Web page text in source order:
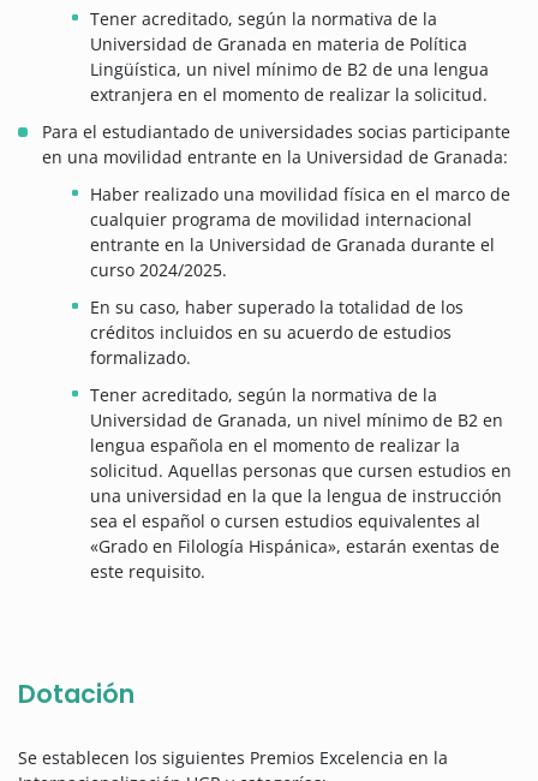
Tener acreditado, según la normativa de la
Universidad de Granada en materia de Política
Lingüística, un nivel mínimo de B2 de una lengua
extranjera en el momento de realizar la solicitud.
Para el estudiantado de universidades socias participante
en una movilidad entrante en la Universidad de Granada:
Haber realizado una movilidad física en el marco de
cualquier programa de movilidad internacional
entrante en la Universidad de Granada durante el
curso 2024/2025.
En su caso, haber superado la totalidad de los
créditos incluidos en su acuerdo de estudios
formalizado.
Tener acreditado, según la normativa de la
Universidad de Granada, un nivel mínimo de B2 en
lengua española en el momento de realizar la
solicitud. Aquellas personas que cursen estudios en
una universidad en la que la lengua de instrucción
sea el español o cursen estudios equivalentes al
«Grado en Filología Hispánica», estarán exentas de
este requisito.
Dotación
Se establecen los siguientes Premios Excelencia en la